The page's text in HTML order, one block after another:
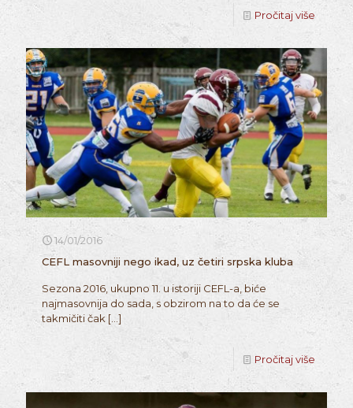
Pročitaj više
14/01/2016
CEFL masovniji nego ikad, uz četiri srpska kluba
Sezona 2016, ukupno 11. u istoriji CEFL-a, biće
najmasovnija do sada, s obzirom na to da će se
takmičiti čak […]
Pročitaj više